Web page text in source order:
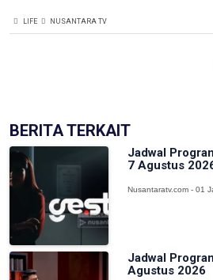
LIFE NUSANTARA TV
BERITA TERKAIT
Jadwal
7 Agustus
Nusantaratv.com - 01
Jadwal
Agustus 2026